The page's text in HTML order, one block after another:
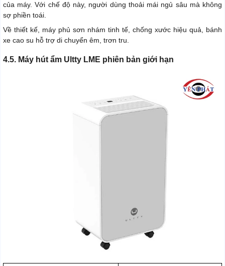
của máy. Với chế độ này, người dùng thoải mái ngủ sâu mà không
sợ phiền toái.
Về thiết kế, máy phủ sơn nhám tinh tế, chống xước hiệu quả, bánh
xe cao su hỗ trợ di chuyển êm, trơn tru.
4.5. Máy hút ẩm Ultty LME phiên bản giới hạn